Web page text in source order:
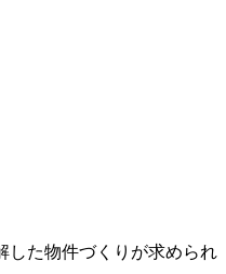
した物件づくりが求められ